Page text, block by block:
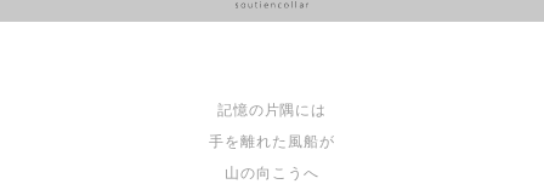
記憶の片隅には
手を離れた風船が
山の向こうへ